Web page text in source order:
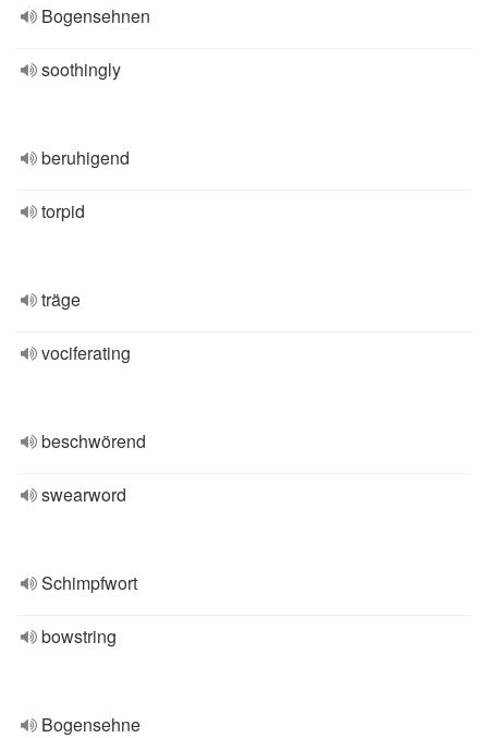
Bogensehnen
soothingly
beruhigend
torpid
träge
vociferating
beschwörend
swearword
Schimpfwort
bowstring
Bogensehne